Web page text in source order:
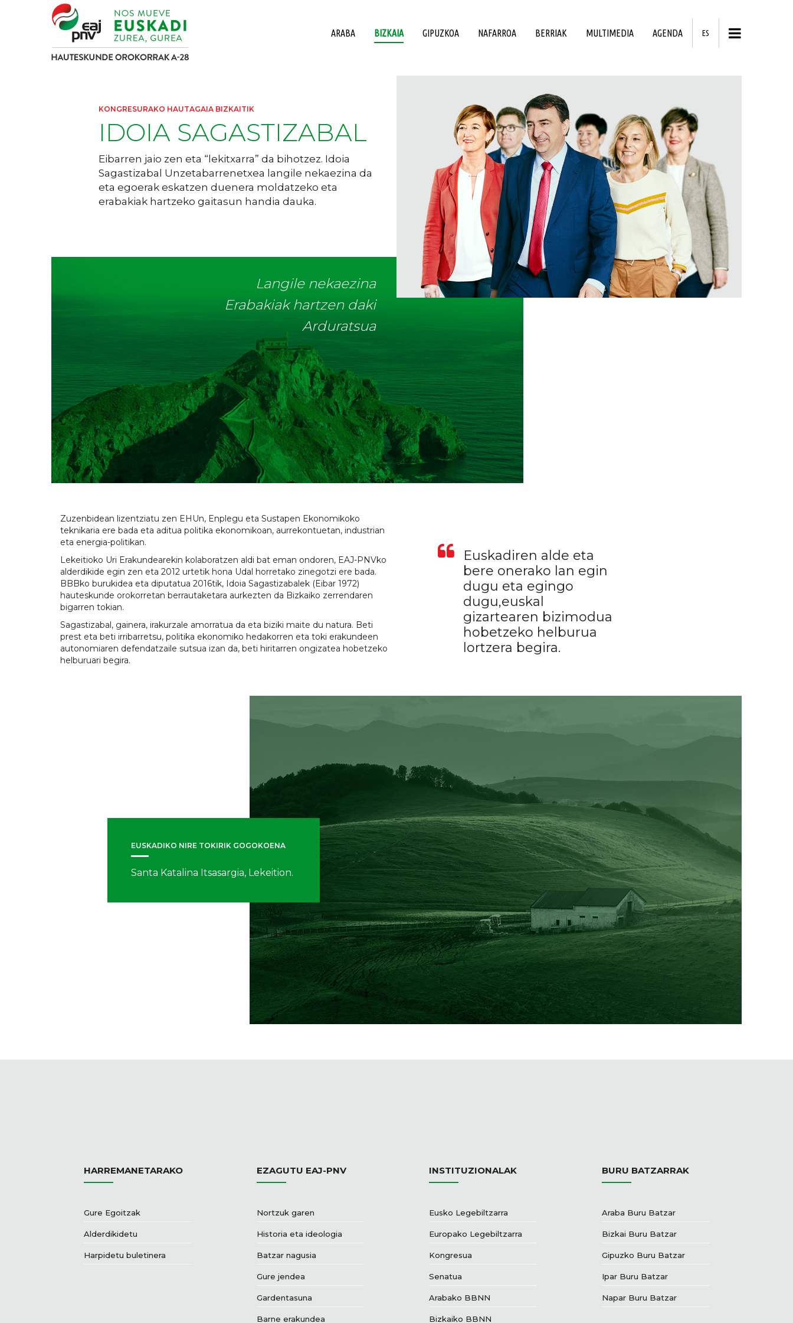
ARABA BIZKAIA GIPUZKOA NAFARROA BERRIAK MULTIMEDIA AGENDA ES
KONGRESURAKO HAUTAGAIA BIZKAITIK
IDOIA SAGASTIZABAL
Eibarren jaio zen eta “lekitxarra” da bihotzez. Idoia
Sagastizabal Unzetabarrenetxea langile nekaezina da
eta egoerak eskatzen duenera moldatzeko eta
erabakiak hartzeko gaitasun handia dauka.
Langile nekaezina
Erabakiak hartzen daki
Arduratsua
Zuzenbidean lizentziatu zen EHUn, Enplegu eta Sustapen Ekonomikoko
teknikaria ere bada eta aditua politika ekonomikoan, aurrekontuetan, industrian
eta energia-politikan.
Lekeitioko Uri Erakundearekin kolaboratzen aldi bat eman ondoren, EAJ-PNVko
alderdikide egin zen eta 2012 urtetik hona Udal horretako zinegotzi ere bada.
BBBko burukidea eta diputatua 2016tik, Idoia Sagastizabalek (Eibar 1972)
hauteskunde orokorretan berrautaketara aurkezten da Bizkaiko zerrendaren
bigarren tokian.
Sagastizabal, gainera, irakurzale amorratua da eta biziki maite du natura. Beti
prest eta beti irribarretsu, politika ekonomiko hedakorren eta toki erakundeen
autonomiaren defendatzaile sutsua izan da, beti hiritarren ongizatea hobetzeko
helburuari begira.
Euskadiren alde eta
bere onerako lan egin
dugu eta egingo
dugu,euskal
gizartearen bizimodua
hobetzeko helburua
lortzera begira.
EUSKADIKO NIRE TOKIRIK GOGOKOENA
Santa Katalina Itsasargia, Lekeition.
HARREMANETARAKO
Gure Egoitzak
Alderdikidetu
Harpidetu buletinera
EZAGUTU EAJ-PNV
Nortzuk garen
Historia eta ideologia
Batzar nagusia
Gure jendea
Gardentasuna
Barne erakundea
INSTITUZIONALAK
Eusko Legebiltzarra
Europako Legebiltzarra
Kongresua
Senatua
Arabako BBNN
Bizkaiko BBNN
BURU BATZARRAK
Araba Buru Batzar
Bizkai Buru Batzar
Gipuzko Buru Batzar
Ipar Buru Batzar
Napar Buru Batzar